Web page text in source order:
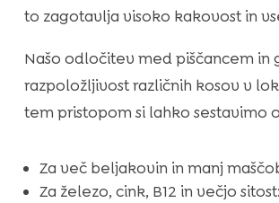
to zagotavlja visoko kakovost in
Našo odločitev med piščancem
razpoložljivost različnih kosov v
tem pristopom si lahko sestavimo
Za več beljakovin in manj
Za železo, cink, B12 in večjo